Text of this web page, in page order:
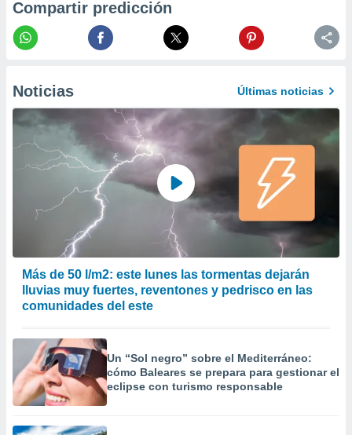
e
mediante
publicidad
Compartir predicción
Noticias Últimas noticias
Más de 50 l/m2: este lunes las tormentas dejarán
lluvias muy fuertes, reventones y pedrisco en las
comunidades del este
Un “Sol negro” sobre el Mediterráneo:
cómo Baleares se prepara para gestionar el
eclipse con turismo responsable